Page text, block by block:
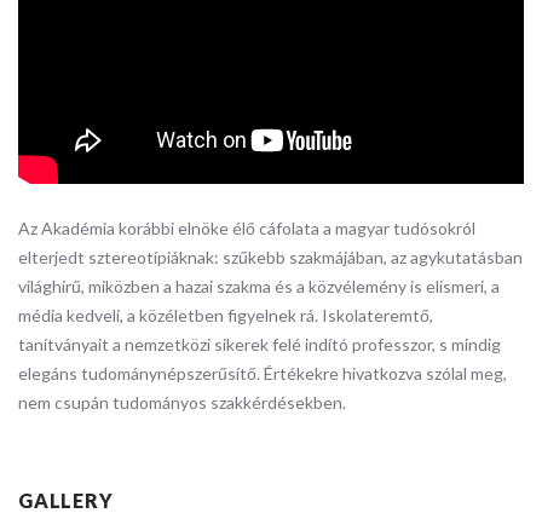
Az Akadémia korábbi elnöke élő cáfolata a magyar tudósokról
elterjedt sztereotípiáknak: szűkebb szakmájában, az agykutatásban
világhírű, miközben a hazai szakma és a közvélemény is elismeri, a
média kedveli, a közéletben figyelnek rá. Iskolateremtő,
tanítványait a nemzetközi sikerek felé indító professzor, s mindig
elegáns tudománynépszerűsítő. Értékekre hivatkozva szólal meg,
nem csupán tudományos szakkérdésekben.
GALLERY